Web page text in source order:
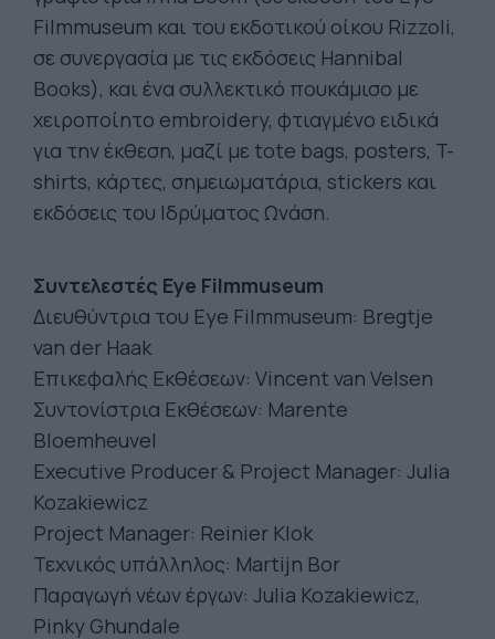
Filmmuseum και του εκδοτικού οίκου Rizzoli,
σε συνεργασία με τις εκδόσεις Hannibal
Books), και ένα συλλεκτικό πουκάμισο με
χειροποίητο embroidery, φτιαγμένο ειδικά
για την έκθεση, μαζί με tote bags, posters, T-
shirts, κάρτες, σημειωματάρια, stickers και
εκδόσεις του Ιδρύματος Ωνάση.
Συντελεστές Eye Filmmuseum
Διευθύντρια του Eye Filmmuseum: Bregtje
van der Haak
Επικεφαλής Εκθέσεων: Vincent van Velsen
Συντονίστρια Εκθέσεων: Marente
Bloemheuvel
Executive Producer & Project Manager: Julia
Kozakiewicz
Project Manager: Reinier Klok
Τεχνικός υπάλληλος: Martijn Bor
Παραγωγή νέων έργων: Julia Kozakiewicz,
Pinky Ghundale